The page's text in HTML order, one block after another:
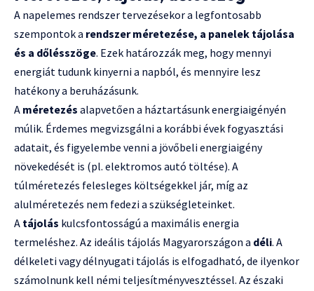
A napelemes rendszer tervezésekor a legfontosabb
szempontok a rendszer méretezése, a panelek tájolása
és a dőlésszöge. Ezek határozzák meg, hogy mennyi
energiát tudunk kinyerni a napból, és mennyire lesz
hatékony a beruházásunk.
A méretezés alapvetően a háztartásunk energiaigényén
múlik. Érdemes megvizsgálni a korábbi évek fogyasztási
adatait, és figyelembe venni a jövőbeli energiaigény
növekedését is (pl. elektromos autó töltése). A
túlméretezés felesleges költségekkel jár, míg az
alulméretezés nem fedezi a szükségleteinket.
A tájolás kulcsfontosságú a maximális energia
termeléshez. Az ideális tájolás Magyarországon a déli. A
délkeleti vagy délnyugati tájolás is elfogadható, de ilyenkor
számolnunk kell némi teljesítményvesztéssel. Az északi